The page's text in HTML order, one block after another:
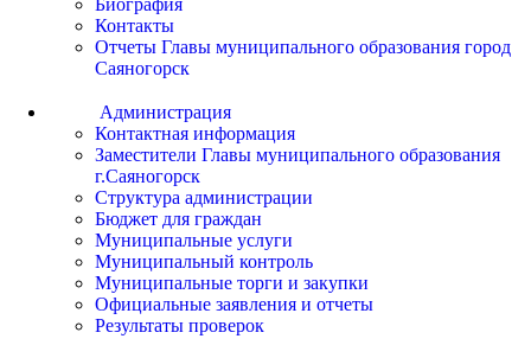
Биография
Контакты
Отчеты Главы муниципального образования город
Саяногорск
Администрация
Контактная информация
Заместители Главы муниципального образования
г.Саяногорск
Структура администрации
Бюджет для граждан
Муниципальные услуги
Муниципальный контроль
Муниципальные торги и закупки
Официальные заявления и отчеты
Результаты проверок